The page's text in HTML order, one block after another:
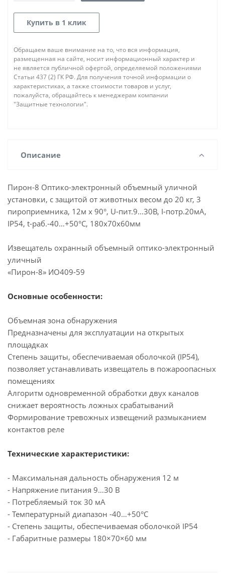
Купить в 1 клик
Обращаем ваше внимание на то, что вся информация,
размещенная на сайте, носит информационный характер и
не является публичной офертой, определяемой положениями
Статьи 437 (2) ГК РФ. Для получения точной информации о
характеристиках, а также стоимости товаров и услуг,
пожалуйста, обращайтесь к менеджерам компании
"Защитные технологии".
Описание
Пирон-8 Оптико-электронный объемный уличной
установки, с защитой от животных весом до 20 кг, 3
пироприемника, 12м х 90°, U-пит.9…30В, I-потр.20мА,
IP54, t-раб.-40…+50°C, 180х70х60мм
Извещатель охранный объемный оптико-электронный
уличный
«Пирон-8» ИО409-59
Основные особенности:
Объемная зона обнаружения
Предназначены для эксплуатации на открытых
площадках
Степень защиты, обеспечиваемая оболочкой (IP54),
позволяет устанавливать извещатель в пожароопасных
помещениях
Алгоритм одновременной обработки двух каналов
снижает вероятность ложных срабатываний
Формирование тревожных извещений размыканием
контактов реле
Технические характеристики:
- Максимальная дальность обнаружения 12 м
- Напряжение питания 9…30 В
- Потребляемый ток 30 мА
- Температурный диапазон -40…+50°С
- Степень защиты, обеспечиваемая оболочкой IP54
- Габаритные размеры 180×70×60 мм